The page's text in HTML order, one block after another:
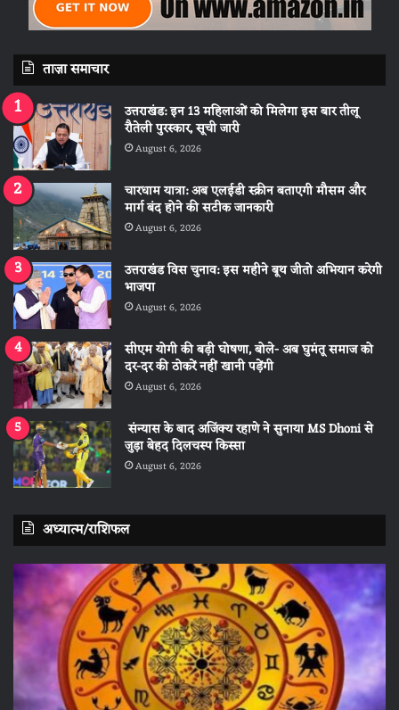
ताज़ा समाचार
उत्तराखंड: इन 13 महिलाओं को मिलेगा इस बार तीलू
रौतेली पुरस्कार, सूची जारी
August 6, 2026
चारधाम यात्रा: अब एलईडी स्क्रीन बताएगी मौसम और
मार्ग बंद होने की सटीक जानकारी
August 6, 2026
उत्तराखंड विस चुनाव: इस महीने बूथ जीतो अभियान करेगी
भाजपा
August 6, 2026
सीएम योगी की बड़ी घोषणा, बोले- अब घुमंतू समाज को
दर-दर की ठोकरें नहीं खानी पड़ेंगी
August 6, 2026
संन्यास के बाद अजिंक्‍य रहाणे ने सुनाया MS Dhoni से
जुड़ा बेहद दिलचस्प किस्सा
August 6, 2026
अध्यात्म/राशिफल